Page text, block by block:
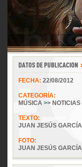
FECHA: 22/08/2012
CATEGORÍA:
MÚSICA >> NOTICIAS
TEXTO:
JUAN JESÚS GARCÍA
FOTO:
JUAN JESÚS GARCÍA